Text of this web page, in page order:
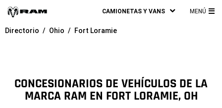
CAMIONETAS Y VANS MENÚ
Directorio Ohio Fort Loramie
CONCESIONARIOS DE VEHÍCULOS DE LA
MARCA RAM EN FORT LORAMIE, OH